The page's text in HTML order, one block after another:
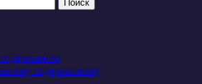
содержимому